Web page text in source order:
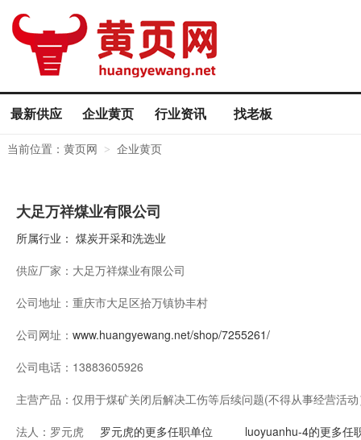
最新供应 企业黄页 行业资讯 找老板
当前位置： 黄页网 > 企业黄页
大足万祥煤业有限公司
所属行业： 煤炭开采和洗选业
供应厂家： 大足万祥煤业有限公司
公司地址： 重庆市大足区拾万镇协丰村
公司网址： www.huangyewang.net/shop/7255261/
公司电话： 13883605926
主营产品： 仅用于煤矿关闭后解决工伤等后续问题(不得从事经营活动
法人： 罗元虎 罗元虎的更多任职单位 luoyuanhu-4的更多任